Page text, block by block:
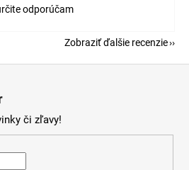
odporúčam
Zobraziť ďalšie recenzie
či zľavy!